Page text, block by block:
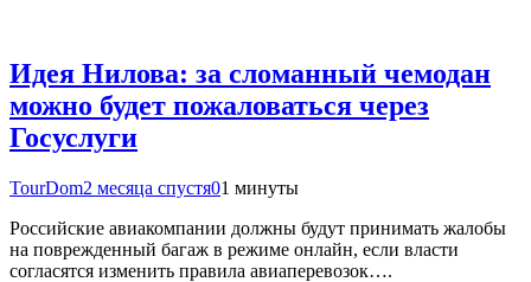
Идея Нилова: за сломанный чемодан
можно будет пожаловаться через
Госуслуги
TourDom2 месяца спустя01 минуты
Российские авиакомпании должны будут принимать жалобы
на поврежденный багаж в режиме онлайн, если власти
согласятся изменить правила авиаперевозок….